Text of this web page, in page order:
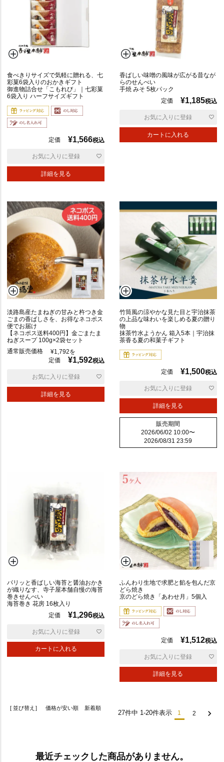
食べきりサイズで気軽に贈れる、七
彩菓6袋入りのおかきギフト
御進物詰合せ「こもれび」｜七彩菓
6袋入り ハーフサイズギフト
定価 ¥1,566税込
詳細を見る
お気に入りに登録
香ばしい味噌の風味が広がる昔なが
らのせんべい
手焼 みそ 5枚パック
定価
¥1,185税込
カートに入れる
お気に入りに登録
淡路島産たまねぎの甘みと杵つき金
ごまの香ばしさを、お得なネコポス
便でお届け
【ネコポス送料400円】金ごまたま
ねぎスープ 100g×2袋セット
通常販売価格
¥1,792を
定価
¥1,592税込
詳細を見る
お気に入りに登録
竹筒風の涼やかな見た目と宇治抹茶
の上品な味わいを楽しめる夏の贈り
物
抹茶竹水ようかん 箱入5本｜宇治抹
茶香る夏の和菓子ギフト
定価 ¥1,500税込
詳細を見る
お気に入りに登録
販売期間
2026/06/02 10:00〜
2026/08/31 23:59
パリッと香ばしい海苔と醤油おかき
が織りなす、寺子屋本舗自慢の海苔
巻きせんべい
海苔巻き 花房 16枚入り
定価
¥1,296税込
カートに入れる
お気に入りに登録
ふんわり生地で求肥と餡を包んだ京
どら焼き
京のどら焼き「あわせ月」5個入
定価 ¥1,512税込
詳細を見る
お気に入りに登録
並び替え 価格が安い順 新着順
27件中 1-20件表示 1 2
最近チェックした商品がありません。